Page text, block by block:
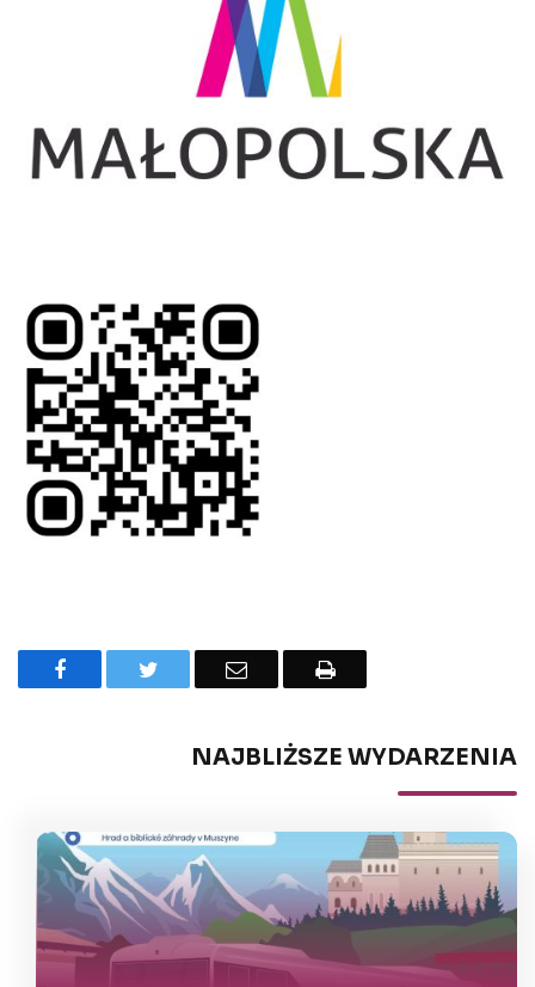
FacebookTwitter Email Drukuj
NAJBLIŻSZE WYDARZENIA